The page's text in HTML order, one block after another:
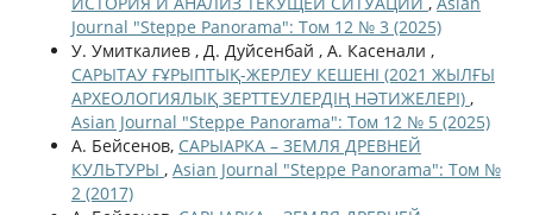
Journal "Steppe Panorama": Том 12 № 3 (2025)
У. Умиткалиев , Д. Дуйсенбай , А. Касенали ,
САРЫТАУ ҒҰРЫПТЫҚ-ЖЕРЛЕУ КЕШЕНІ (2021 ЖЫЛҒЫ
АРХЕОЛОГИЯЛЫҚ ЗЕРТТЕУЛЕРДІҢ НӘТИЖЕЛЕРІ) ,
Asian Journal "Steppe Panorama": Том 12 № 5 (2025)
А. Бейсенов, САРЫАРКА – ЗЕМЛЯ ДРЕВНЕЙ
КУЛЬТУРЫ , Asian Journal "Steppe Panorama": Том №
2 (2017)